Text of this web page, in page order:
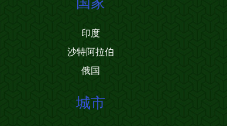
印度
沙特阿拉伯
俄国
城市